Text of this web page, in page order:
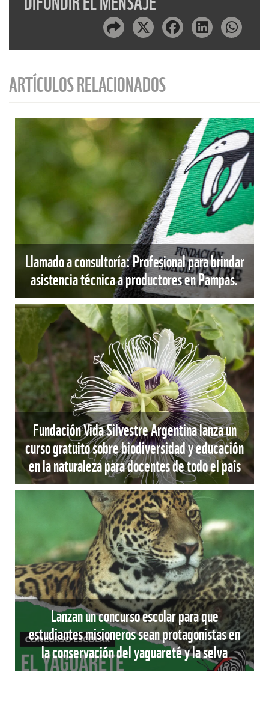
ARTÍCULOS RELACIONADOS
Llamado a consultoría: Profesional para brindar
asistencia técnica a productores en Pampas.
Fundación Vida Silvestre Argentina lanza un
curso gratuito sobre biodiversidad y educación
en la naturaleza para docentes de todo el país
Lanzan un concurso escolar para que
estudiantes misioneros sean protagonistas en
la conservación del yaguareté y la selva